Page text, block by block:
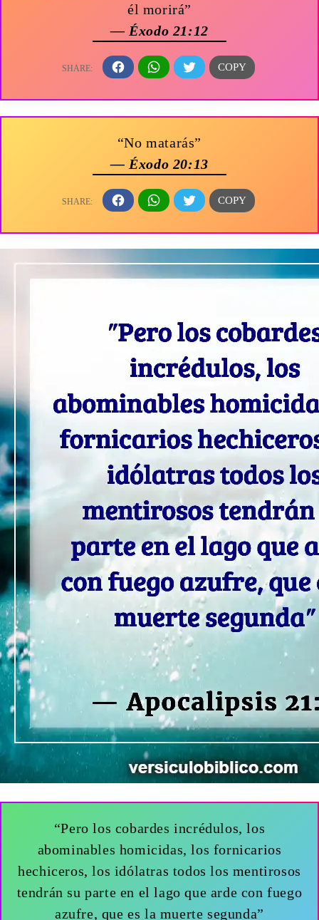
él morirá”
— Éxodo 21:12
“No matarás”
— Éxodo 20:13
“Pero los cobardes incrédulos, los
abominables homicidas, los fornicarios
hechiceros, los idólatras todos los mentirosos
tendrán su parte en el lago que arde con fuego
azufre, que es la muerte segunda”